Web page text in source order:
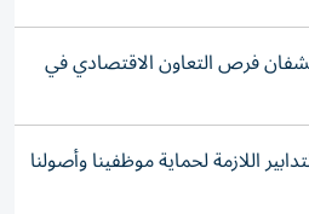
فرص التعاون الاقتصادي في
اللازمة لحماية موظفينا وأصولنا